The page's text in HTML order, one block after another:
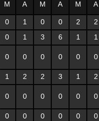
M A M A M A
0 1 0 0 2
2
0 1 3 6 1 1
0 0 0 0 0 0
1 2 2 3 1 2
0 0 0 0 0 0
0 0 0 0 0
0